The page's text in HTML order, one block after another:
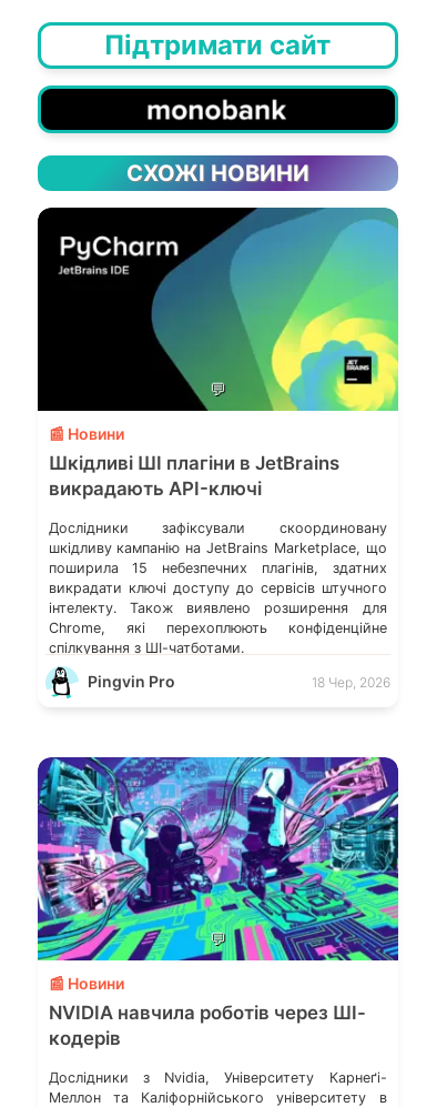
Підтримати сайт
СХОЖІ НОВИНИ
💬
📰 Новини
Шкідливі ШІ плагіни в JetBrains
викрадають API-ключі
Дослідники зафіксували скоординовану
шкідливу кампанію на JetBrains Marketplace, що
поширила 15 небезпечних плагінів, здатних
викрадати ключі доступу до сервісів штучного
інтелекту. Також виявлено розширення для
Chrome, які перехоплюють конфіденційне
спілкування з ШІ-чатботами.
Pingvin Pro 18 Чер, 2026
💬
📰 Новини
NVIDIA навчила роботів через ШІ-
кодерів
Дослідники з Nvidia, Університету Карнеґі-
Меллон та Каліфорнійського університету в